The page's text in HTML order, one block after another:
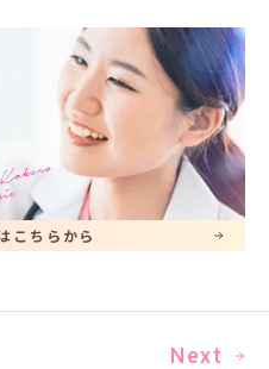
こちらから
Next